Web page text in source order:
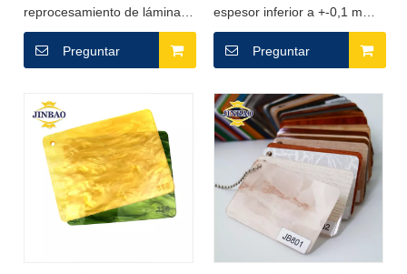
reprocesamiento de láminas
acrílicas. ¡El cliente es
nuestro socio!¡JINBAO tiene
número 1 en la industria del
plástico!
Preguntar
espesor inferior a +-0,1 mm!
¡Super rendimiento en corte
láser, impresión Uv,
amarillo!
Preguntar